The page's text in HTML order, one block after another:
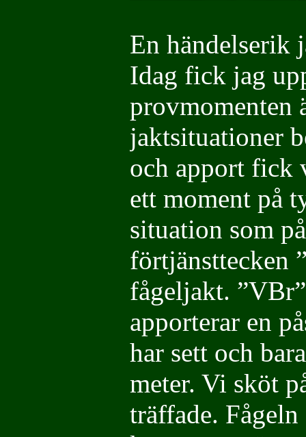
En händelserik
Idag fick jag
provmomenten
jaktsituationer
och apport fick
ett moment på
situation som
förtjänsttecken
fågeljakt.
apporterar en
har sett och
meter. Vi sköt
träffade.